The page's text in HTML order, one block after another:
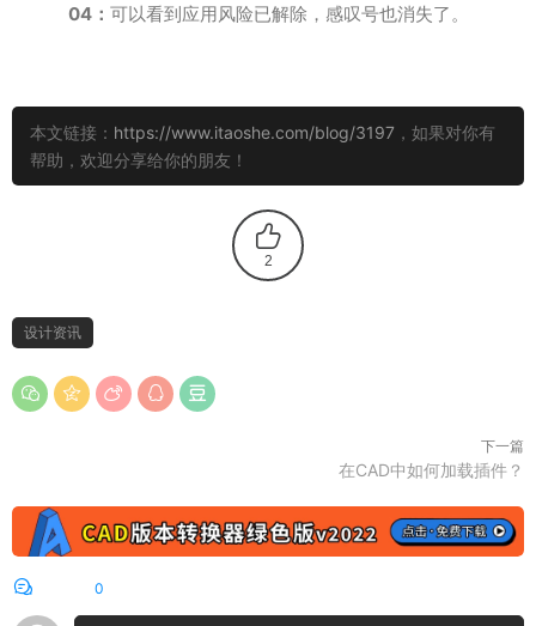
04： 可以看到应用风险已解除，感叹号也消失了。
本文链接： https://www.itaoshe.com/blog/3197 ，如果对你有
帮助，欢迎分享给你的朋友！
2
设计资讯
下一篇
在CAD中如何加载插件？
0